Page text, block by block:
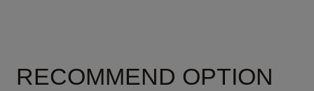
RECOMMEND OPTION